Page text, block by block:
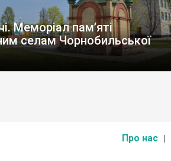
Меморіал пам’яті
селам Чорнобильської
Про нас